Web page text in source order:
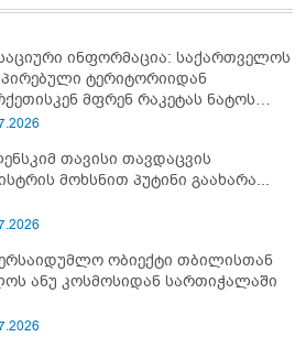
ინფორმაცია: საქართველოს
ტერიტორიიდან
მფრენ რაკეტას ნატოს
კინაღამ ჩაუშლია
თავისი თავდაცვის
მოხსნით პუტინი გაახარა...
ობიექტი თბილისთან
ახლოს ანუ კოსმოსიდან სართიჭალაში